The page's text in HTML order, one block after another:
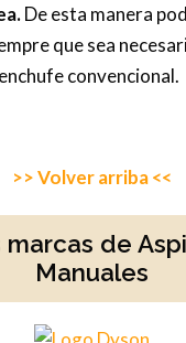
De esta manera
que sea
convencional.
>> Volver arriba <<
marcas de
Manuales